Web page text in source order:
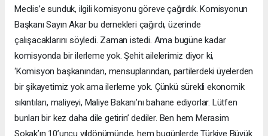
Meclis’e sunduk, ilgili komisyonu göreve çağırdık. Komisyonun
Başkanı Sayın Akar bu dernekleri çağırdı, üzerinde
çalışacaklarını söyledi. Zaman istedi. Ama bugüne kadar
komisyonda bir ilerleme yok. Şehit ailelerimiz diyor ki,
‘Komisyon başkanından, mensuplarından, partilerdeki üyelerden
bir şikayetimiz yok ama ilerleme yok. Çünkü sürekli ekonomik
sıkıntıları, maliyeyi, Maliye Bakanı’nı bahane ediyorlar. Lütfen
bunları bir kez daha dile getirin’ dediler. Ben hem Merasim